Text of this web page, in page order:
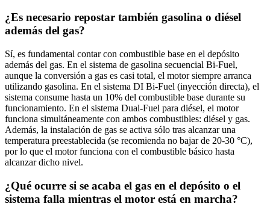
¿Es necesario repostar también gasolina o diésel
además del gas?
Sí, es fundamental contar con combustible base en el depósito
además del gas. En el sistema de gasolina secuencial Bi-Fuel,
aunque la conversión a gas es casi total, el motor siempre arranca
utilizando gasolina. En el sistema DI Bi-Fuel (inyección directa), el
sistema consume hasta un 10% del combustible base durante su
funcionamiento. En el sistema Dual-Fuel para diésel, el motor
funciona simultáneamente con ambos combustibles: diésel y gas.
Además, la instalación de gas se activa sólo tras alcanzar una
temperatura preestablecida (se recomienda no bajar de 20-30 °C),
por lo que el motor funciona con el combustible básico hasta
alcanzar dicho nivel.
¿Qué ocurre si se acaba el gas en el depósito o el
sistema falla mientras el motor está en marcha?